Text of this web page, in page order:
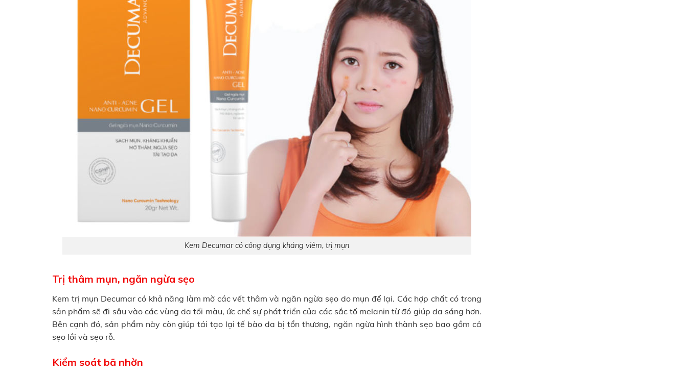
Kem Decumar có công dụng kháng viêm, trị mụn
Trị thâm mụn, ngăn ngừa sẹo
Kem trị mụn Decumar có khả năng làm mờ các vết thâm và ngăn ngừa sẹo do mụn để lại. Các hợp chất có trong
sản phẩm sẽ đi sâu vào các vùng da tối màu, ức chế sự phát triển của các sắc tố melanin từ đó giúp da sáng hơn.
Bên cạnh đó, sản phẩm này còn giúp tái tạo lại tế bào da bị tổn thương, ngăn ngừa hình thành sẹo bao gồm cả
sẹo lồi và sẹo rỗ.
Kiểm soát bã nhờn